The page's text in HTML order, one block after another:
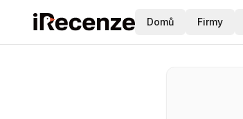
Domů Firmy